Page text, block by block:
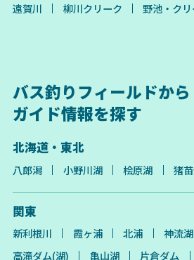
遠賀川 柳川クリーク 野池・ク
バス釣りフィールドから
ガイド情報を探す
北海道・東北
八郎潟 小野川湖 桧原湖 猪
関東
新利根川 霞ヶ浦 北浦 神流湖
高滝ダム(湖)
亀山湖 片倉ダム